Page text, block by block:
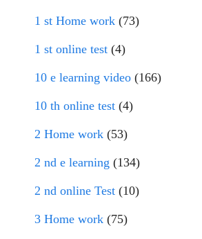
1 st Home work (73)
1 st online test (4)
10 e learning video (166)
10 th online test (4)
2 Home work (53)
2 nd e learning (134)
2 nd online Test (10)
3 Home work (75)